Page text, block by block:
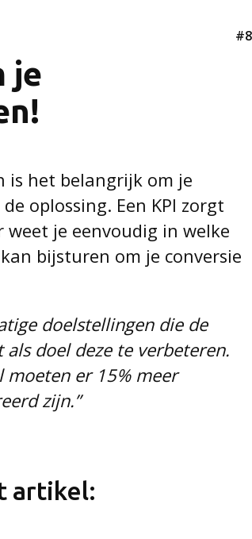
#8
je
is het belangrijk om je
oplossing. Een KPI zorgt
je eenvoudig in welke
bijsturen om je conversie
doelstellingen die de
doel deze te verbeteren.
moeten er 15% meer
zijn.”
artikel: